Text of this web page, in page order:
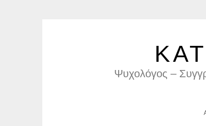
Ψυχολόγος –